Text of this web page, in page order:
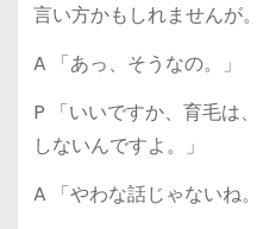
言い方かもしれませんが。
A 「あっ、そうなの。」
P 「いいですか、育毛は
しないんですよ。」
A 「やわな話じゃないね。